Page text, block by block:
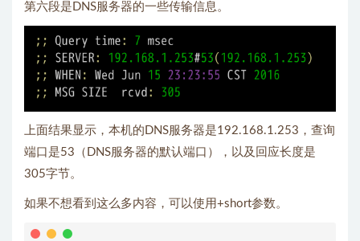
第六段是DNS服务器的一些传输信息。
上面结果显示，本机的DNS服务器是192.168.1.253，查询
端口是53（DNS服务器的默认端口），以及回应长度是
305字节。
如果不想看到这么多内容，可以使用+short参数。